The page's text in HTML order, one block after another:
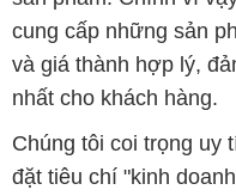
cung cấp những sản
và giá thành hợp lý,
nhất cho khách hàng.
Chúng tôi coi trọng uy
đặt tiêu chí "kinh